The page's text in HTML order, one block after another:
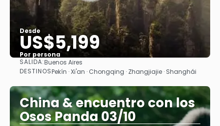
Desde
US$5,199
Por persona
Ver
SALIDA:Buenos Aires
DESTINOSPekín · Xi'an · Chongqing · Zhangjiajie · Shanghái
China & encuentro con los
Osos Panda 03/10